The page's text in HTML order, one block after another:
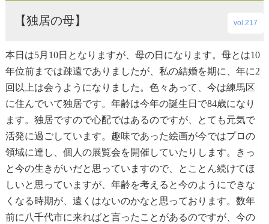
【独居の母】 vol.217
本日は5月10日となりますが、母の日になります。母とは10
年位前までは疎遠でありましたが、私の結婚を期に、年に2
回以上は会うようになりました。色々あって、今は練馬区
に住んでいて独居です。年齢は今年の誕生日で84歳になり
ます。独居ですので心配ではあるのですが、とても元気で
活発に過ごしています。趣味であった絵画が今ではプロの
領域に達し、個人の展覧会を開催していたりします。きっ
と今の生きがいだと思っていますので、とことん続けてほ
しいと思っていますが、年齢を考えると今のようにできな
くなる時期が、遠くはないのかなと思っております。数年
前に八千代市に来ればと言ったことがあるのですが、今の